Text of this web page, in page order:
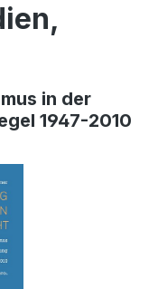
in der
1947-2010